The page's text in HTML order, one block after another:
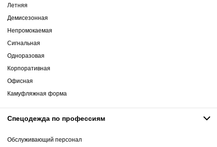
Летняя
Демисезонная
Непромокаемая
Сигнальная
Одноразовая
Корпоративная
Офисная
Камуфляжная форма
Спецодежда по профессиям
Обслуживающий персонал